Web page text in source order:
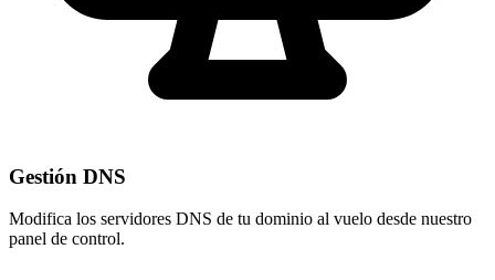
Gestión DNS
Modifica los servidores DNS de tu dominio al vuelo desde nuestro
panel de control.